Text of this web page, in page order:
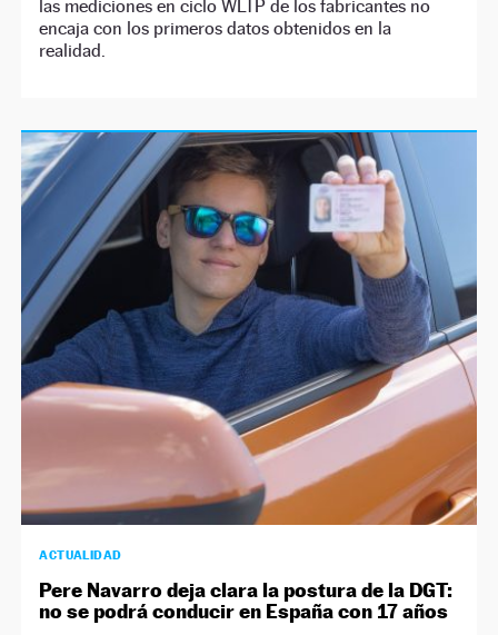
las mediciones en ciclo WLTP de los fabricantes no
encaja con los primeros datos obtenidos en la
realidad.
ACTUALIDAD
Pere Navarro deja clara la postura de la DGT:
no se podrá conducir en España con 17 años